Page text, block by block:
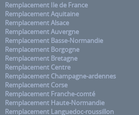
Remplacement Ile de France
Remplacement Aquitaine
Remplacement Alsace
Remplacement Auvergne
Remplacement Basse-Normandie
Remplacement Borgogne
Remplacement Bretagne
Remplacement Centre
Remplacement Champagne-ardennes
Remplacement Corse
Remplacement Franche-comté
Remplacement Haute-Normandie
Remplacement Languedoc-roussillon